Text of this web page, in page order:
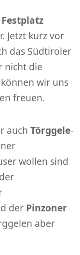
Jetzt kurz vor
das Südtiroler
nicht die
wir uns
freuen.
auch Törggele-
wollen sind
der Pinzoner
aber